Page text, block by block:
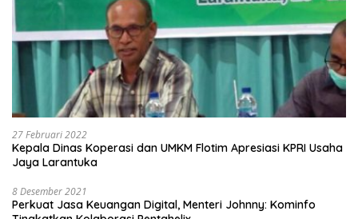
27 Februari 2022
Kepala Dinas Koperasi dan UMKM Flotim Apresiasi KPRI Usaha
Jaya Larantuka
8 Desember 2021
Perkuat Jasa Keuangan Digital, Menteri Johnny: Kominfo